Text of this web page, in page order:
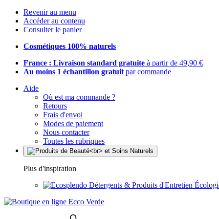
Revenir au menu
Accéder au contenu
Consulter le panier
Cosmétiques 100% naturels
France : Livraison standard gratuite à partir de 49,90 €
Au moins 1 échantillon gratuit par commande
Aide
Où est ma commande ?
Retours
Frais d'envoi
Modes de paiement
Nous contacter
Toutes les rubriques
Plus d'inspiration
Détergents & Produits d'Entretien